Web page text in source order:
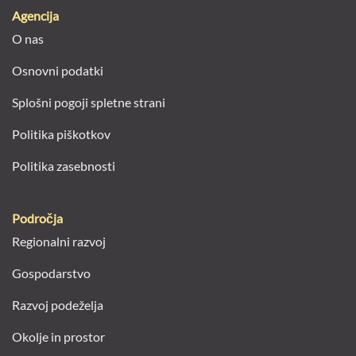
Agencija
O nas
Osnovni podatki
Splošni pogoji spletne strani
Politika piškotkov
Politika zasebnosti
Področja
Regionalni razvoj
Gospodarstvo
Razvoj podeželja
Okolje in prostor